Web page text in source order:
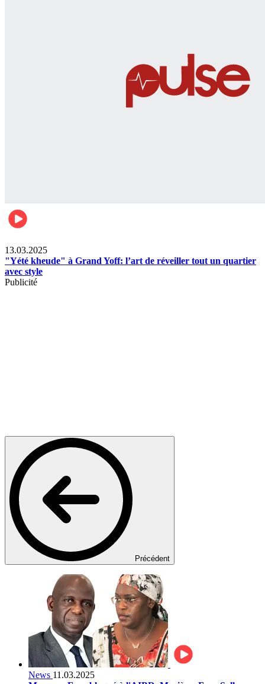
13.03.2025
"Yété kheude" à Grand Yoff: l’art de réveiller tout un quartier
avec style
Publicité
Précédent
News 11.03.2025